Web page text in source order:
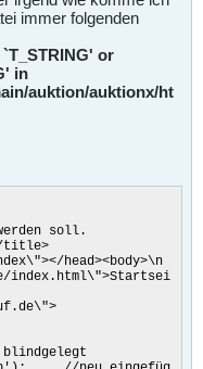
immer folgenden
or
in
auktion/auktionx/ht
soll.
title>
head><body>\n
index.html\">Startsei